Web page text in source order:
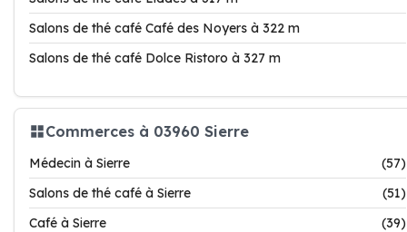
Salons de thé café Café des Noyers à 322 m
Salons de thé café Dolce Ristoro à 327 m
Commerces à 03960 Sierre
Médecin à Sierre
(57)
Salons de thé café à Sierre
(51)
Café à Sierre
(39)